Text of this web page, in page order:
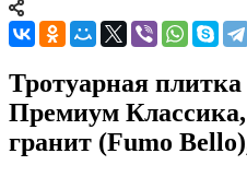
Тротуарная
Премиум
гранит (Fumo